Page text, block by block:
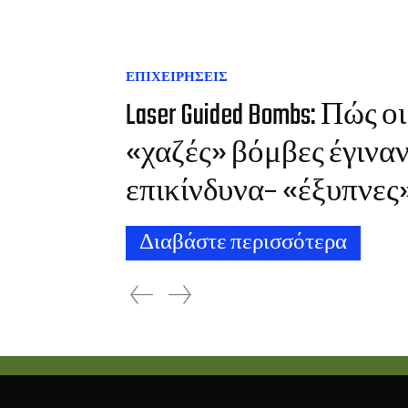
ΕΠΙΧΕΙΡΗΣΕΙΣ
Laser Guided Bombs: Πώς οι
«χαζές» βόμβες
επικίνδυνα–
Διαβάστε περισσότερα